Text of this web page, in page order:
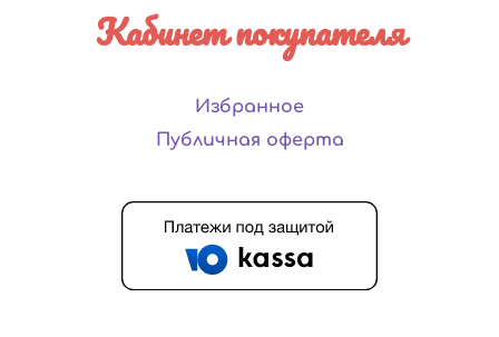
Кабинет покупателя
Избранное
Публичная оферта